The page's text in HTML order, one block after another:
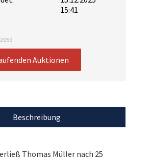
15:41
Auktionen
Beschreibung
Thomas Müller nach 25